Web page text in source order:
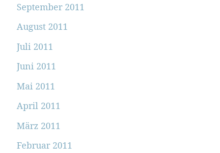
September 2011
August 2011
Juli 2011
Juni 2011
Mai 2011
April 2011
März 2011
Februar 2011